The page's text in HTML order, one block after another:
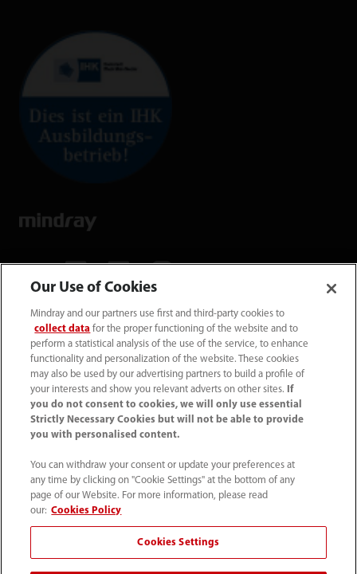
Mindray Medical Germany GmbH
Goebel­straße 21 64293 Darmstadt
06151 3910 - 0
info@mindray.de
Unsere Geschäfts­zeiten: Mo-Do von 8 bis
17 Uhr Fr von 8 bis 16 Uhr
Datenschutz
Our Use of Cookies
Mindray and our partners use first and third-party cookies to
collect data for the proper functioning of the website and to
perform a statistical analysis of the use of the service, to enhance
functionality and personalization of the website. These cookies
may also be used by our advertising partners to build a profile of
your interests and show you relevant adverts on other sites.
If
you do not consent to cookies, we will only use essential
Strictly Necessary Cookies but will not be able to provide
you with personalised content.
You can withdraw your consent or update your preferences at
any time by clicking on "Cookie Settings" at the bottom of any
page of our Website. For more information, please read
our: Cookies Policy
Cookies Settings